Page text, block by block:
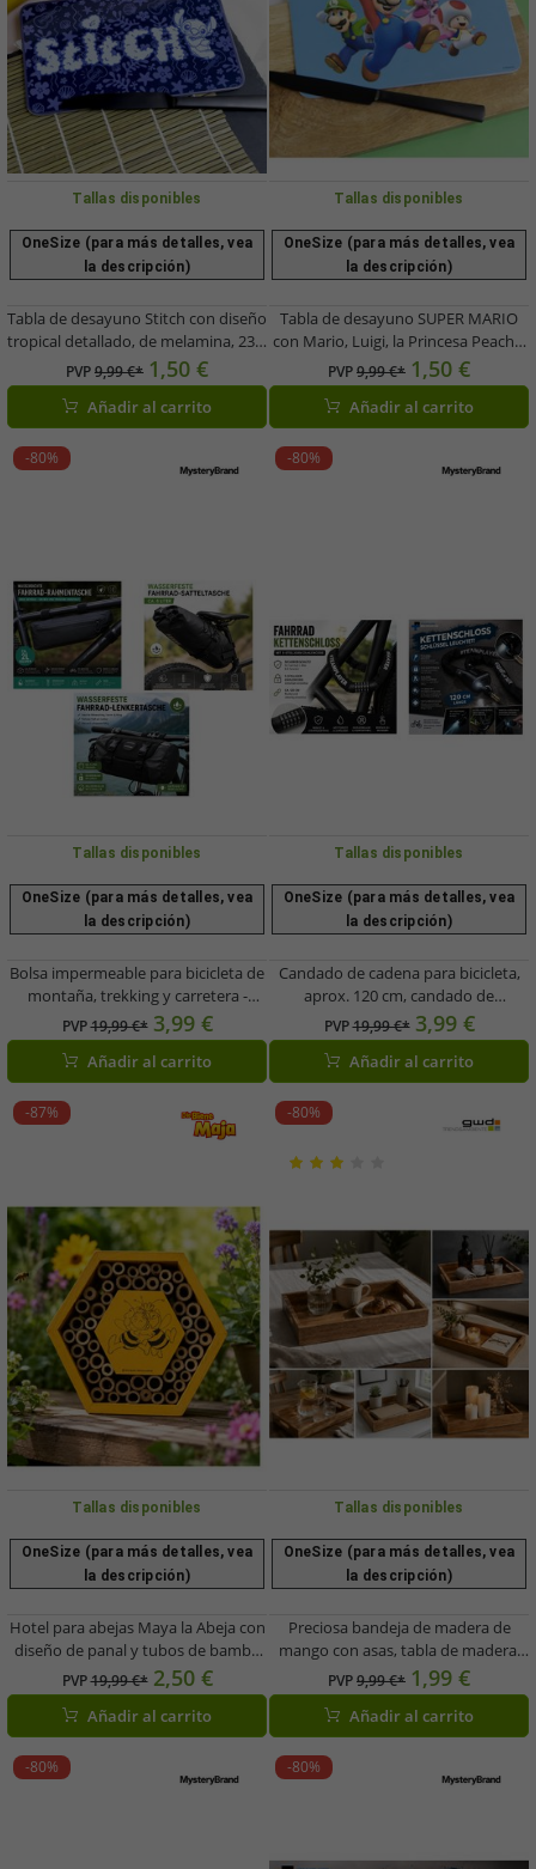
Tallas disponibles
OneSize (para más detalles, vea
la descripción)
Tabla de desayuno Stitch con diseño
tropical detallado, de melamina, 23,5
cm x 14 cm, azul oscuro
PVP9,99 €* 1,50 €
Añadir al carrito
Tallas disponibles
OneSize (para más detalles, vea
la descripción)
Tabla de desayuno SUPER MARIO
con Mario, Luigi, la Princesa Peach y
Toad, 23,5 cm x 14 cm, melamina,
azul
PVP9,99 €* 1,50 €
Añadir al carrito
-80%
Tallas disponibles
OneSize (para más detalles, vea
la descripción)
Bolsa impermeable para bicicleta de
montaña, trekking y carretera -
Organizador - Negra
PVP19,99 €* 3,99 €
Añadir al carrito
-80%
Tallas disponibles
OneSize (para más detalles, vea
la descripción)
Candado de cadena para bicicleta,
aprox. 120 cm, candado de
combinación robusto para
bicicletas, bicicletas eléctricas y
patinetes eléctricos A00083 Negro
PVP19,99 €* 3,99 €
Añadir al carrito
-87%
Tallas disponibles
OneSize (para más detalles, vea
la descripción)
Hotel para abejas Maya la Abeja con
diseño de panal y tubos de bambú
natural. 15,5 x 11,8 x 17,8 cm.
Amarillo.
PVP19,99 €* 2,50 €
Añadir al carrito
-80%
Tallas disponibles
OneSize (para más detalles, vea
la descripción)
Preciosa bandeja de madera de
mango con asas, tabla de madera,
bandeja de desayuno, 34 x 16 x 3,5
cm, 126840, Marrón
PVP9,99 €* 1,99 €
Añadir al carrito
-80% -80%